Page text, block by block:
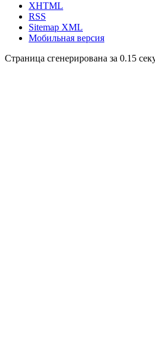
XHTML
RSS
Sitemap XML
Мобильная версия
Страница сгенерирована за 0.15